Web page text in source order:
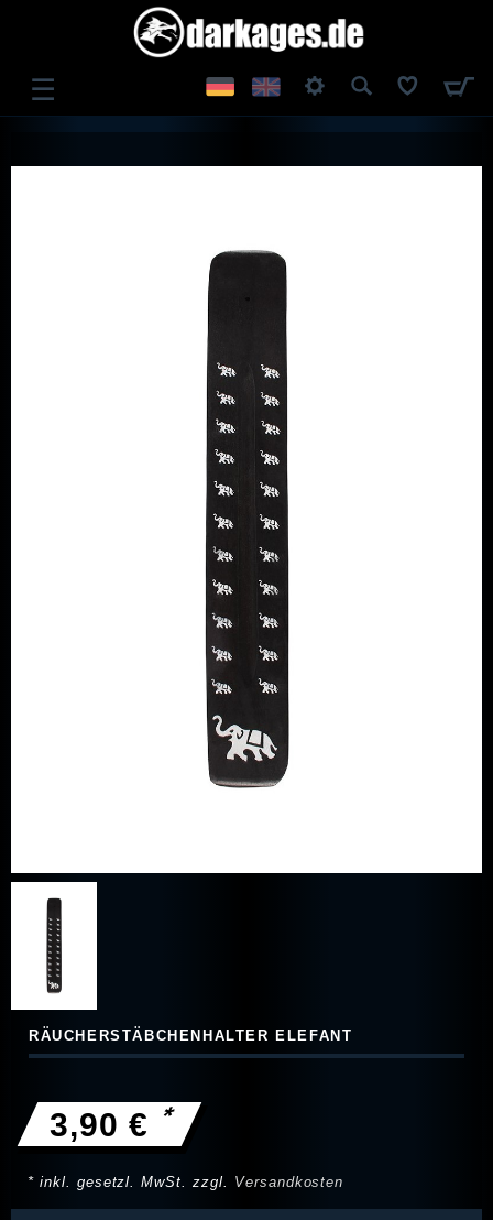
☰
RÄUCHERSTÄBCHENHALTER ELEFANT
3,90 € *
* inkl. gesetzl. MwSt. zzgl. Versandkosten